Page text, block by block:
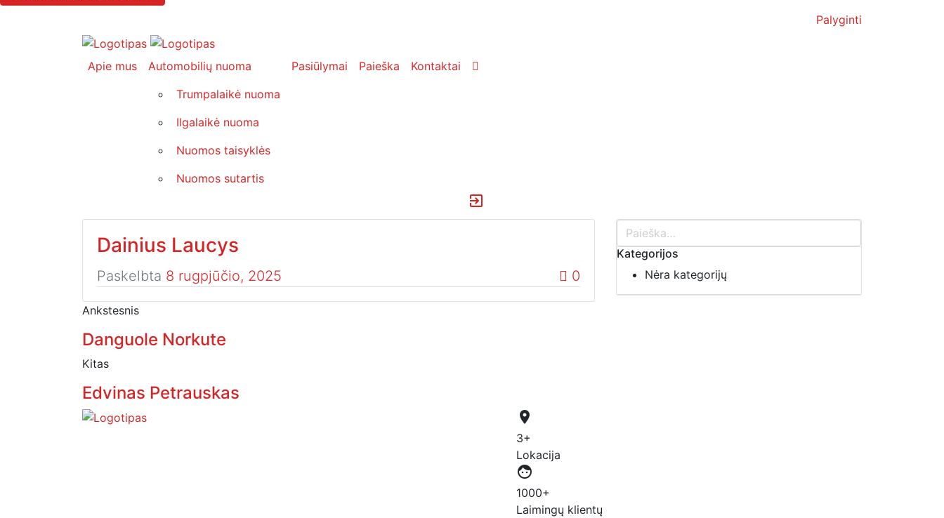
Palyginti
Apie mus
Automobilių nuoma
Trumpalaikė nuoma
Ilgalaikė nuoma
Nuomos taisyklės
Nuomos sutartis
Pasiūlymai Paieška Kontaktai
exit_to_app
Dainius Laucys
Paskelbta 8 rugpjūčio, 2025 0
Ankstesnis
Danguole Norkute
Kitas
Edvinas Petrauskas
Kategorijos
Nėra kategorijų
place
3+
Lokacija
face
1000+
Laimingų klientų